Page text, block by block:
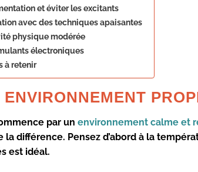
et éviter les excitants
avec des techniques apaisantes
physique modérée
électroniques
à retenir
par un environnement calme et
différence. Pensez d’abord à la
est idéal.